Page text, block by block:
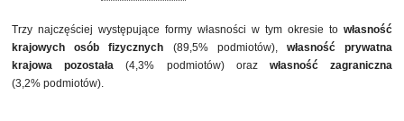
Trzy najczęściej występujące formy własności w tym okresie to własność
krajowych osób fizycznych (89,5% podmiotów), własność prywatna
krajowa pozostała (4,3% podmiotów) oraz własność zagraniczna
(3,2% podmiotów).